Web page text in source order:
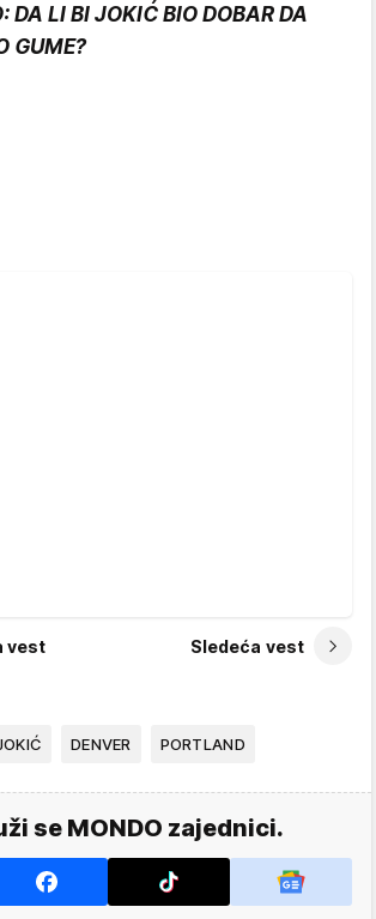
DA LI BI JOKIĆ BIO DOBAR DA
GUME?
vest Sledeća vest
DENVER PORTLAND
se MONDO zajednici.